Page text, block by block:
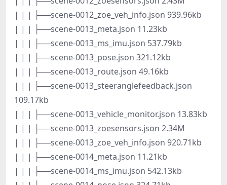
| | | ├──scene-0012_zoe_veh_info.json 939.96kb
| | | ├──scene-0013_meta.json 11.23kb
| | | ├──scene-0013_ms_imu.json 537.79kb
| | | ├──scene-0013_pose.json 321.12kb
| | | ├──scene-0013_route.json 49.16kb
| | | ├──scene-0013_steeranglefeedback.json
109.17kb
| | | ├──scene-0013_vehicle_monitor.json 13.83kb
| | | ├──scene-0013_zoesensors.json 2.34M
| | | ├──scene-0013_zoe_veh_info.json 920.71kb
| | | ├──scene-0014_meta.json 11.21kb
| | | ├──scene-0014_ms_imu.json 542.13kb